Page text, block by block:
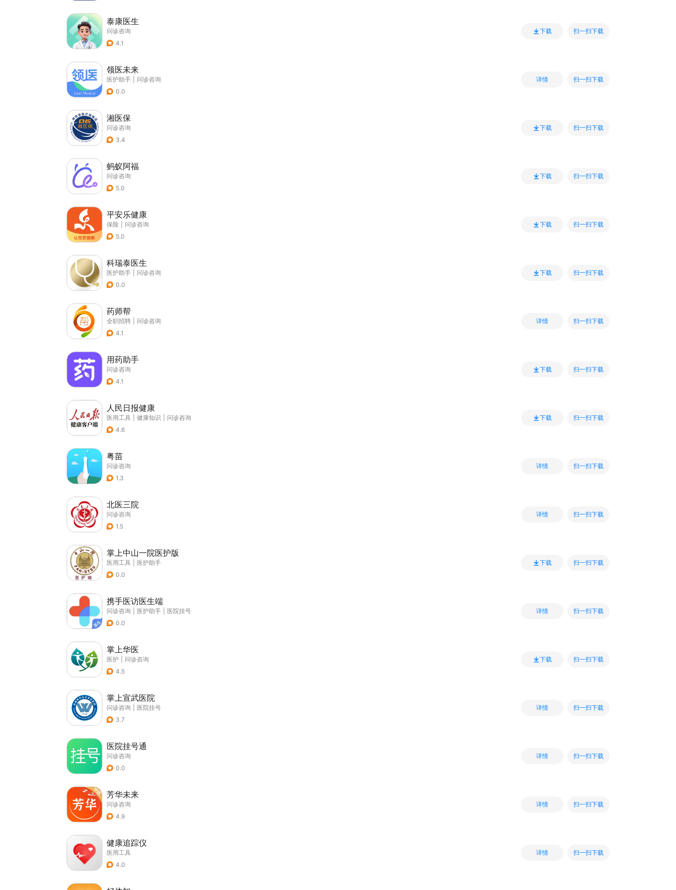
泰康医生
问诊咨询
4.1
下载 扫一扫下载
领医未来
医护助手
问诊咨询
0.0
详情 扫一扫下载
湘医保
问诊咨询
3.4
下载 扫一扫下载
蚂蚁阿福
问诊咨询
5.0
下载 扫一扫下载
平安乐健康
保险
问诊咨询
5.0
下载 扫一扫下载
科瑞泰医生
医护助手
问诊咨询
0.0
下载 扫一扫下载
药师帮
全职招聘
问诊咨询
4.1
详情 扫一扫下载
用药助手
问诊咨询
4.1
下载 扫一扫下载
人民日报健康
医用工具 健康知识
问诊咨询
4.6
下载 扫一扫下载
粤苗
问诊咨询
1.3
详情 扫一扫下载
北医三院
问诊咨询
1.5
详情 扫一扫下载
掌上中山一院医护版
医用工具
医护助手
0.0
下载 扫一扫下载
携手医访医生端
问诊咨询 医护助手
医院挂号
0.0
详情 扫一扫下载
掌上华医
医护
问诊咨询
4.5
下载 扫一扫下载
掌上宣武医院
问诊咨询
医院挂号
3.7
详情 扫一扫下载
医院挂号通
问诊咨询
0.0
详情 扫一扫下载
芳华未来
问诊咨询
4.9
详情 扫一扫下载
健康追踪仪
医用工具
4.0
详情 扫一扫下载